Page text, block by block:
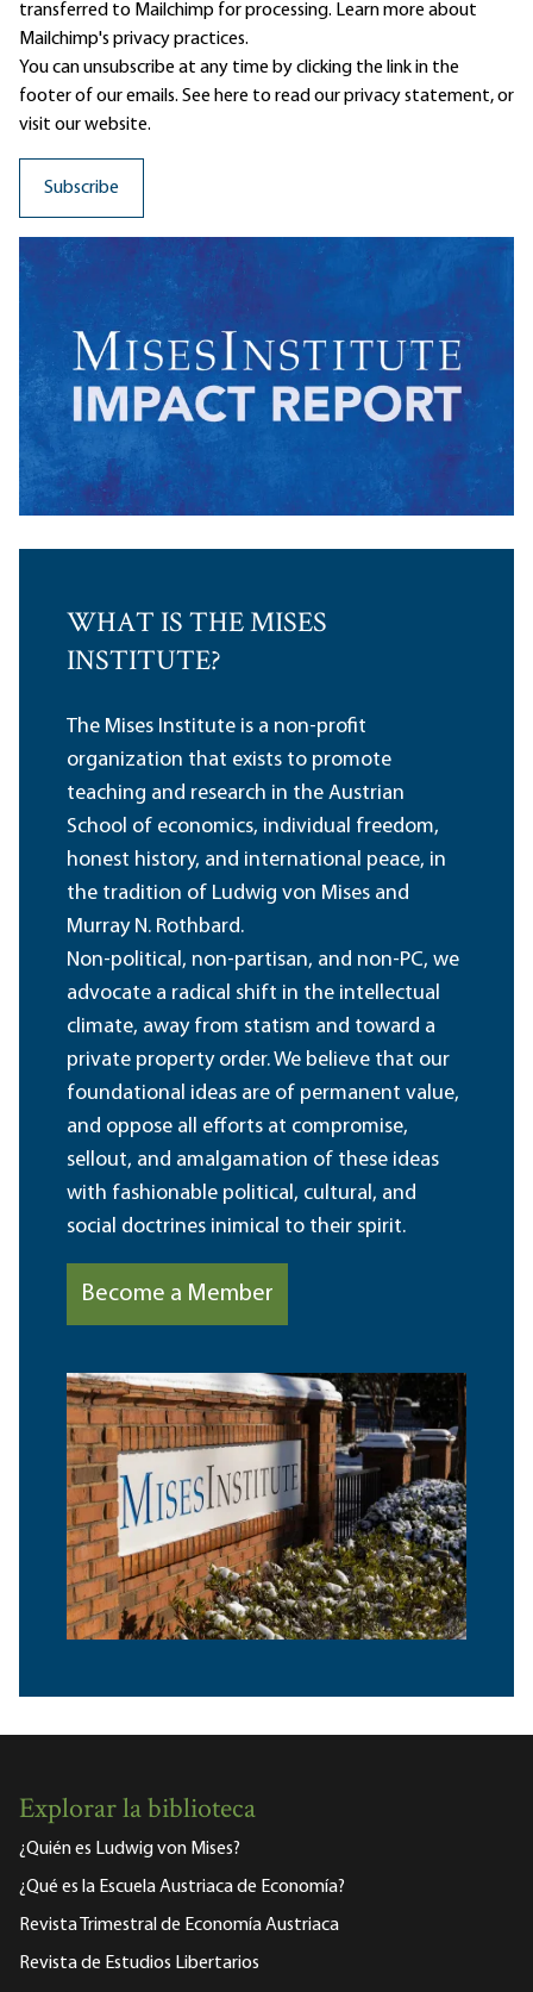
transferred to Mailchimp for processing. Learn moreabout
Mailchimp's privacy practices.
You can unsubscribe at any time by clicking the link in the
footer of our emails. See here to read ourprivacy statement, or
visit our website.
WHAT IS THE MISES
INSTITUTE?
The Mises Institute is a non-profit
organization that exists to promote
teaching and research in the Austrian
School of economics, individual freedom,
honest history, and international peace, in
the tradition of Ludwig von Mises and
Murray N. Rothbard.
Non-political, non-partisan, and non-PC, we
advocate a radical shift in the intellectual
climate, away from statism and toward a
private property order. We believe that our
foundational ideas are of permanent value,
and oppose all efforts at compromise,
sellout, and amalgamation of these ideas
with fashionable political, cultural, and
social doctrines inimical to their spirit.
Become a Member
Explorar la biblioteca
¿Quién es Ludwig von Mises?
¿Qué es la Escuela Austriaca de Economía?
Revista Trimestral de Economía Austriaca
Revista de Estudios Libertarios